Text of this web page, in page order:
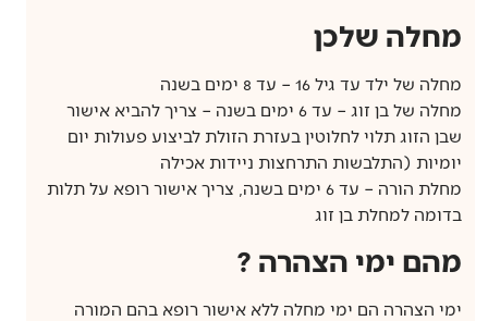
מחלה שלכן
מחלה של ילד עד גיל 16 – עד 8 ימים בשנה
מחלה של בן זוג – עד 6 ימים בשנה – צריך להביא אישור
שבן הזוג תלוי לחלוטין בעזרת הזולת לביצוע פעולות יום
יומיות (התלבשות התרחצות ניידות אכילה
מחלת הורה – עד 6 ימים בשנה, צריך אישור רופא על תלות
בדומה למחלת בן זוג
מהם ימי הצהרה ?​
ימי הצהרה הם ימי מחלה ללא אישור רופא בהם המורה